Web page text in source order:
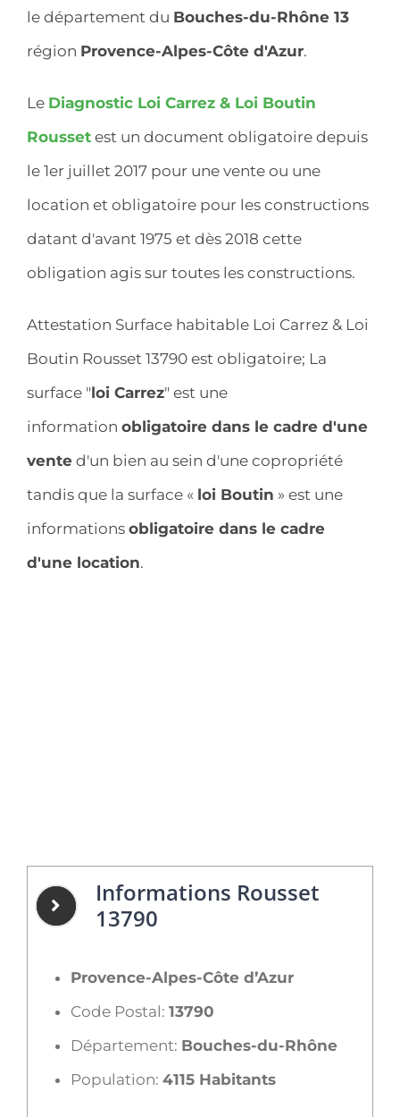
le département du Bouches-du-Rhône 13
région Provence-Alpes-Côte d'Azur.
Le Diagnostic Loi Carrez & Loi Boutin
Rousset est un document obligatoire depuis
le 1er juillet 2017 pour une vente ou une
location et obligatoire pour les constructions
datant d'avant 1975 et dès 2018 cette
obligation agis sur toutes les constructions.
Attestation Surface habitable Loi Carrez & Loi
Boutin Rousset 13790 est obligatoire; La
surface "loi Carrez" est une
information obligatoire dans le cadre d'une
vente d'un bien au sein d'une copropriété
tandis que la surface « loi Boutin » est une
informations obligatoire dans le cadre
d'une location.
Informations Rousset
13790
Provence-Alpes-Côte d’Azur
Code Postal: 13790
Département: Bouches-du-Rhône
Population: 4115 Habitants